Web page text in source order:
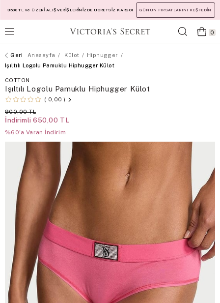
3500 TL ve ÜZERİ ALIŞVERİŞLERİNİZDE ÜCRETSİZ KARGO! GÜNÜN FIRSATLARINI KEŞFEDİN
0
Anasayfa Külot
Hiphugger
Işıltılı Logolu Pamuklu Hiphugger Külot
COTTON
Işıltılı Logolu Pamuklu Hiphugger Külot
0,00
900,00 TL
İndirimli 650,00 TL
%60'a Varan İndirim